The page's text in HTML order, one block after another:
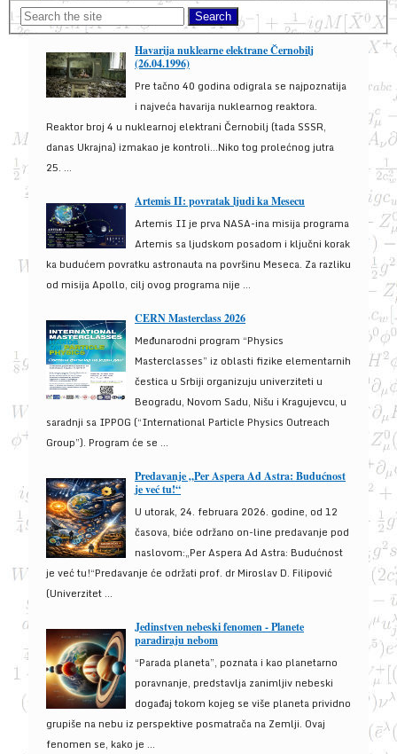
Havarija nuklearne elektrane Černobilj
(26.04.1996)
Pre tačno 40 godina odigrala se najpoznatija
i najveća havarija nuklearnog reaktora.
Reaktor broj 4 u nuklearnoj elektrani Černobilj (tada SSSR,
danas Ukrajna) izmakao je kontroli...Niko tog prolećnog jutra
25. ...
Artemis II: povratak ljudi ka Mesecu
Artemis II je prva NASA-ina misija programa
Artemis sa ljudskom posadom i ključni korak
ka budućem povratku astronauta na površinu Meseca. Za razliku
od misija Apollo, cilj ovog programa nije ...
CERN Masterclass 2026
Međunarodni program “Physics
Masterclasses” iz oblasti fizike elementarnih
čestica u Srbiji organizuju univerziteti u
Beogradu, Novom Sadu, Nišu i Kragujevcu, u
saradnji sa IPPOG (“International Particle Physics Outreach
Group”). Program će se ...
Predavanje „Per Aspera Ad Astra: Budućnost
je već tu!“
U utorak, 24. februara 2026. godine, od 12
časova, biće održano on-line predavanje pod
naslovom:„Per Aspera Ad Astra: Budućnost
je već tu!“Predavanje će održati prof. dr Miroslav D. Filipović
(Univerzitet ...
Jedinstven nebeski fenomen - Planete
paradiraju nebom
“Parada planeta”, poznata i kao planetarno
poravnanje, predstavlja zanimljiv nebeski
događaj tokom kojeg se više planeta prividno
grupiše na nebu iz perspektive posmatrača na Zemlji. Ovaj
fenomen se, kako je ...